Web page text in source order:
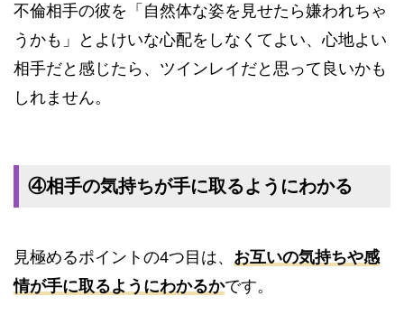
不倫相手の彼を「自然体な姿を見せたら嫌われちゃ
うかも」とよけいな心配をしなくてよい、心地よい
相手だと感じたら、ツインレイだと思って良いかも
しれません。
④相手の気持ちが手に取るようにわかる
見極めるポイントの4つ目は、 お互いの気持ちや感
情が手に取るようにわかるかです。